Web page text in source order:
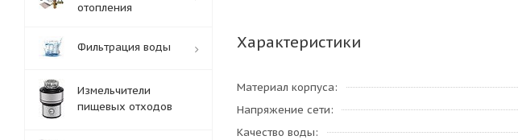
Характеристики
Материал корпуса
Напряжение сети
Качество воды
отопления
Фильтрация воды
Измельчители
пищевых отходов